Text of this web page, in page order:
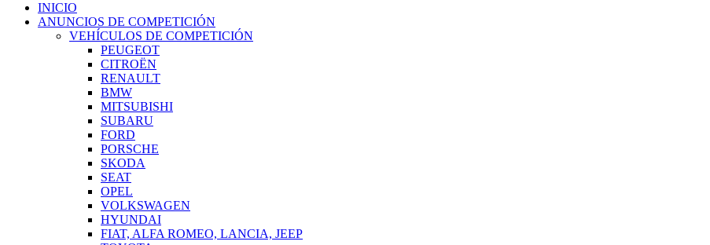
INICIO
ANUNCIOS DE COMPETICIÓN
VEHÍCULOS DE COMPETICIÓN
PEUGEOT
CITROËN
RENAULT
BMW
MITSUBISHI
SUBARU
FORD
PORSCHE
SKODA
SEAT
OPEL
VOLKSWAGEN
HYUNDAI
FIAT, ALFA ROMEO, LANCIA, JEEP